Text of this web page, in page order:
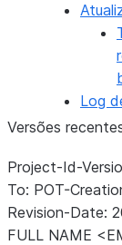
Log
Versões
Project-Id-
To: POT-
Revision-Date:
FULL NAME